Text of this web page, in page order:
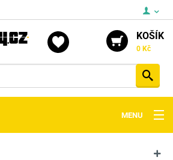
KOŠÍK
0 Kč
MENU